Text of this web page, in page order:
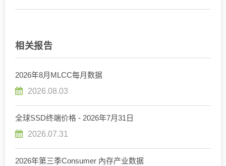
相关报告
2026年8月MLCC每月数据
2026.08.03
全球SSD终端价格 - 2026年7月31日
2026.07.31
2026年第三季Consumer 內存产业数据